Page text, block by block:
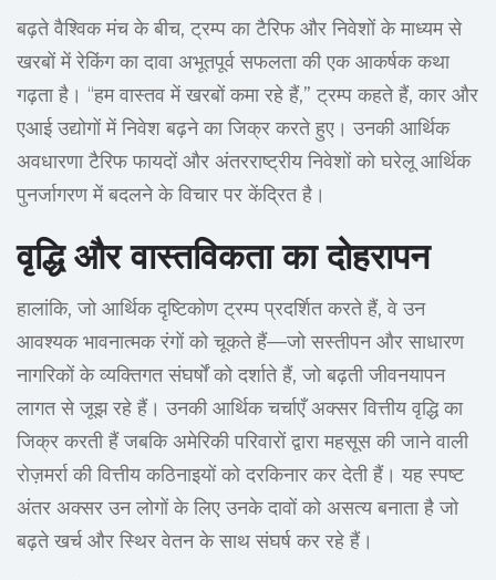
बढ़ते वैश्विक मंच के बीच, ट्रम्प का टैरिफ और निवेशों के माध्यम से
खरबों में रेकिंग का दावा अभूतपूर्व सफलता की एक आकर्षक कथा
गढ़ता है। “हम वास्तव में खरबों कमा रहे हैं,” ट्रम्प कहते हैं, कार और
एआई उद्योगों में निवेश बढ़ने का जिक्र करते हुए। उनकी आर्थिक
अवधारणा टैरिफ फायदों और अंतरराष्ट्रीय निवेशों को घरेलू आर्थिक
पुनर्जागरण में बदलने के विचार पर केंद्रित है।
वृद्धि और वास्तविकता का दोहरापन
हालांकि, जो आर्थिक दृष्टिकोण ट्रम्प प्रदर्शित करते हैं, वे उन
आवश्यक भावनात्मक रंगों को चूकते हैं—जो सस्तीपन और साधारण
नागरिकों के व्यक्तिगत संघर्षों को दर्शाते हैं, जो बढ़ती जीवनयापन
लागत से जूझ रहे हैं। उनकी आर्थिक चर्चाएँ अक्सर वित्तीय वृद्धि का
जिक्र करती हैं जबकि अमेरिकी परिवारों द्वारा महसूस की जाने वाली
रोज़मर्रा की वित्तीय कठिनाइयों को दरकिनार कर देती हैं। यह स्पष्ट
अंतर अक्सर उन लोगों के लिए उनके दावों को असत्य बनाता है जो
बढ़ते खर्च और स्थिर वेतन के साथ संघर्ष कर रहे हैं।